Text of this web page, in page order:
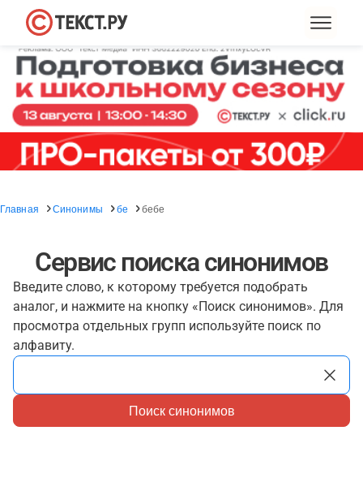
Главная Синонимы бе бебе
Сервис поиска синонимов
Введите слово, к которому требуется подобрать
аналог, и нажмите на кнопку «Поиск синонимов». Для
просмотра отдельных групп используйте поиск по
алфавиту.
Поиск синонимов